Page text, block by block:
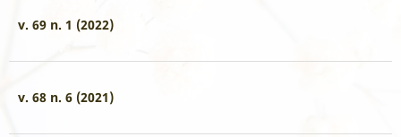
v. 69 n. 1 (2022)
v. 68 n. 6 (2021)